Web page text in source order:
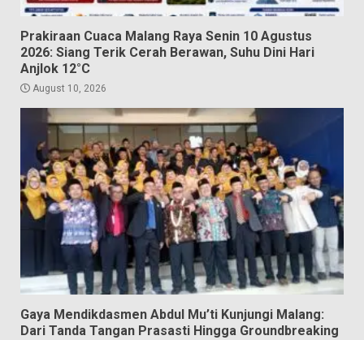
Prakiraan Cuaca Malang Raya Senin 10 Agustus
2026: Siang Terik Cerah Berawan, Suhu Dini Hari
Anjlok 12°C
August 10, 2026
Gaya Mendikdasmen Abdul Mu’ti Kunjungi Malang:
Dari Tanda Tangan Prasasti Hingga Groundbreaking